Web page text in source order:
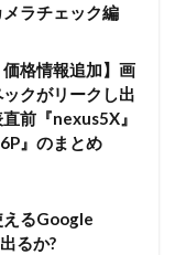
ラチェック編
価格情報追加】画
クがリークし出
前『nexus5X』
』のまとめ
えるGoogle
るか?